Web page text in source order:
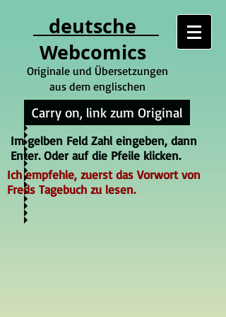
deutsche
Webcomics
Originale und Übersetzungen
aus dem englischen
Carry on, link zum Original
Im gelben Feld Zahl eingeben, dann
Enter. Oder auf die Pfeile klicken.
Ich empfehle, zuerst das Vorwort von
Freds Tagebuch zu lesen.